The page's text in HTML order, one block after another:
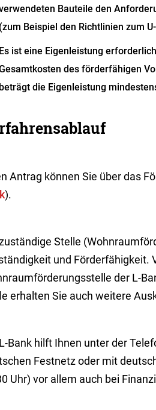
Bauteile den
Beispiel den Richtlinien zum
ist eine Eigenleistung
des förderfähigen
die Eigenleistung
Antrag können Sie über das
).
Stelle
und Förderfähigkeit.
der L-
erhalten Sie auch weitere
Bank hilft Ihnen unter der
Festnetz oder mit
Uhr) vor allem auch bei